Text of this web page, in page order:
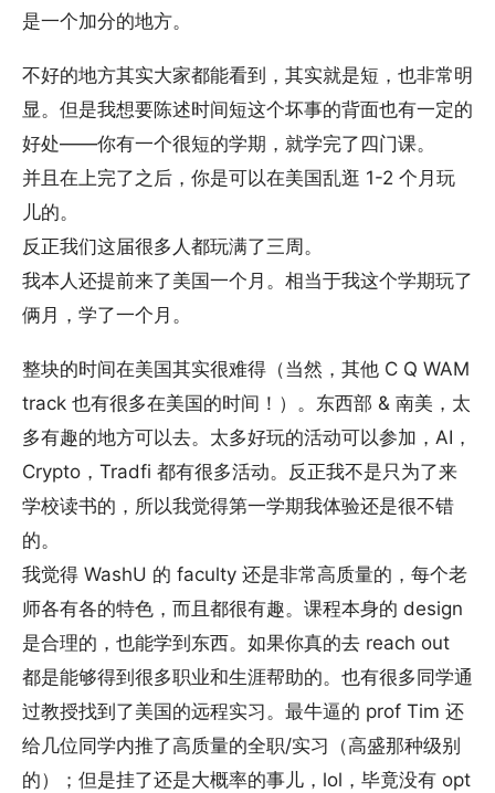
是一个加分的地方。
不好的地方其实大家都能看到，其实就是短，也非常明
显。但是我想要陈述时间短这个坏事的背面也有一定的
好处——你有一个很短的学期，就学完了四门课。
并且在上完了之后，你是可以在美国乱逛 1-2 个月玩
儿的。
反正我们这届很多人都玩满了三周。
我本人还提前来了美国一个月。相当于我这个学期玩了
俩月，学了一个月。
整块的时间在美国其实很难得（当然，其他 C Q WAM
track 也有很多在美国的时间！）。东西部 & 南美，太
多有趣的地方可以去。太多好玩的活动可以参加，AI，
Crypto，Tradfi 都有很多活动。反正我不是只为了来
学校读书的，所以我觉得第一学期我体验还是很不错
的。
我觉得 WashU 的 faculty 还是非常高质量的，每个老
师各有各的特色，而且都很有趣。课程本身的 design
是合理的，也能学到东西。如果你真的去 reach out
都是能够得到很多职业和生涯帮助的。也有很多同学通
过教授找到了美国的远程实习。最牛逼的 prof Tim 还
给几位同学内推了高质量的全职/实习（高盛那种级别
的）；但是挂了还是大概率的事儿，lol，毕竟没有 opt